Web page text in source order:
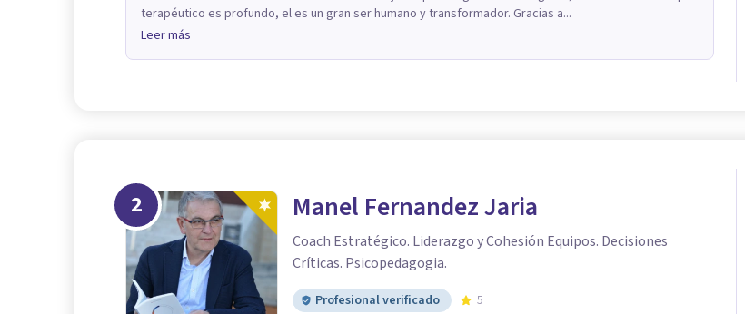
terapéutico es profundo, el es un gran ser humano y transformador. Gracias a...
Leer más
2 Manel Fernandez Jaria
Coach Estratégico. Liderazgo y Cohesión Equipos. Decisiones
Críticas. Psicopedagogia.
Profesional verificado 5